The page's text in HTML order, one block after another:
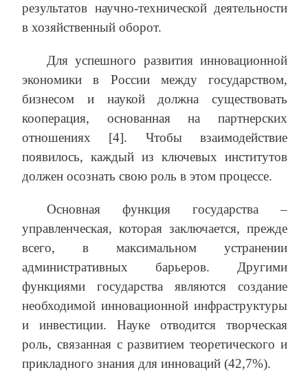
результатов научно-технической деятельности
в хозяйственный оборот.
Для успешного развития инновационной
экономики в России между государством,
бизнесом и наукой должна существовать
кооперация, основанная на партнерских
отношениях [4]. Чтобы взаимодействие
появилось, каждый из ключевых институтов
должен осознать свою роль в этом процессе.
Основная функция государства –
управленческая, которая заключается, прежде
всего, в максимальном устранении
административных барьеров. Другими
функциями государства являются создание
необходимой инновационной инфраструктуры
и инвестиции. Науке отводится творческая
роль, связанная с развитием теоретического и
прикладного знания для инноваций (42,7%).